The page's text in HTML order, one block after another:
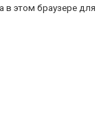
в этом браузере для